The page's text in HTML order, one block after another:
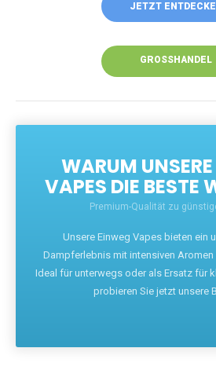
JETZT
GROSSHANDEL
WARUM
VAPES DIE BESTE
Premium-Qualität zu
Unsere Einweg Vapes bieten ein
Dampferlebnis mit intensiven
Ideal für unterwegs oder als Ersatz für
probieren Sie jetzt unsere